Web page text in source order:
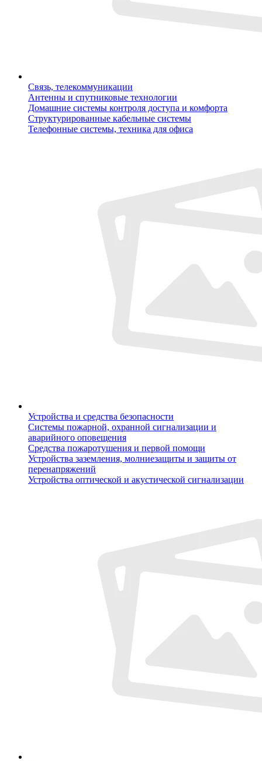
Связь, телекоммуникации
Антенны и спутниковые технологии
Домашние системы контроля доступа и комфорта
Структурированные кабельные системы
Телефонные системы, техника для офиса
Устройства и средства безопасности
Системы пожарной, охранной сигнализации и
аварийного оповещения
Средства пожаротушения и первой помощи
Устройства заземления, молниезащиты и защиты от
перенапряжений
Устройства оптической и акустической сигнализации